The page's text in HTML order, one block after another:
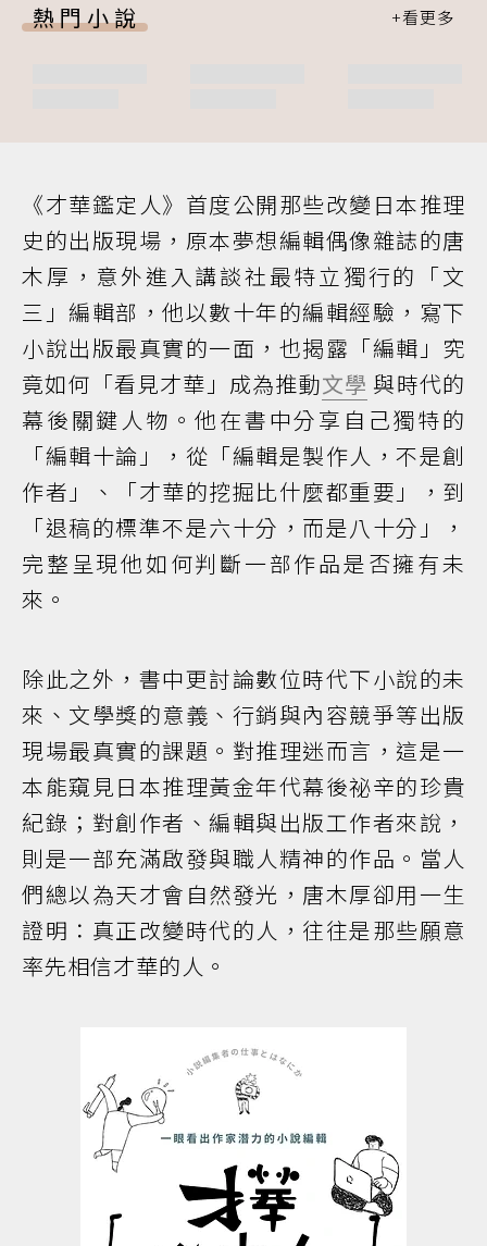
熱門小說
《才華鑑定人》首度公開那些改變日本推理
史的出版現場，原本夢想編輯偶像雜誌的唐
木厚，意外進入講談社最特立獨行的「文
三」編輯部，他以數十年的編輯經驗，寫下
小說出版最真實的一面，也揭露「編輯」究
竟如何「看見才華」成為推動文學 與時代的
幕後關鍵人物。他在書中分享自己獨特的
「編輯十論」，從「編輯是製作人，不是創
作者」、「才華的挖掘比什麼都重要」，到
「退稿的標準不是六十分，而是八十分」，
完整呈現他如何判斷一部作品是否擁有未
來。
除此之外，書中更討論數位時代下小說的未
來、文學獎的意義、行銷與內容競爭等出版
現場最真實的課題。對推理迷而言，這是一
本能窺見日本推理黃金年代幕後祕辛的珍貴
紀錄；對創作者、編輯與出版工作者來說，
則是一部充滿啟發與職人精神的作品。當人
們總以為天才會自然發光，唐木厚卻用一生
證明：真正改變時代的人，往往是那些願意
率先相信才華的人。